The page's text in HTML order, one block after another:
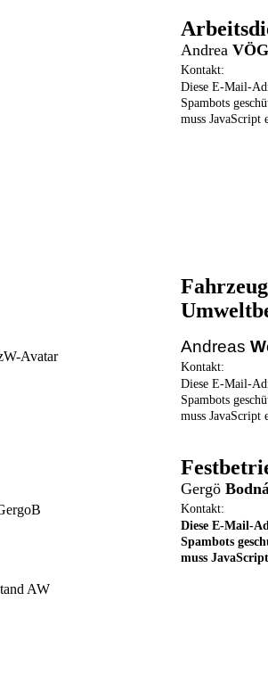
Andrea
Kontakt:
Diese E-Mail-
Spambots
muss JavaScript
Andreas
Kontakt:
Diese E-Mail-
Spambots
muss JavaScript
Gergö
Kontakt:
Diese E-Mail-
Spambots
muss